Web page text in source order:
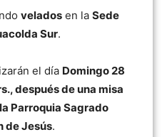
veladosen la Sede
Sur.
el día Domingo 28
después de una misa
Parroquia Sagrado
de Jesús.